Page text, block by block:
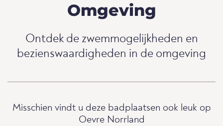
Omgeving
Ontdek de zwemmogelijkheden en
bezienswaardigheden in de omgeving
Misschien vindt u deze badplaatsen ook leuk op
Oevre Norrland